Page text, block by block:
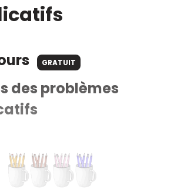
GRATUIT
des problèmes